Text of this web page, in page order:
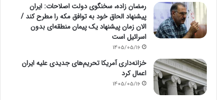
رمضان زاده، سخنگوی دولت اصلاحات: ایران
پیشنهاد الحاق خود به توافق مکه را مطرح کند /
الان زمان پیشنهاد یک پیمان منطقه‌ای بدون
اسرائیل است
1405/05/16
خزانه‌داری آمریکا تحریم‌های جدیدی علیه ایران
اعمال کرد
1405/05/16